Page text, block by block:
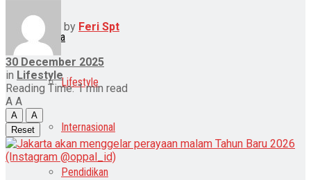
Lainnya
Lifestyle
Internasional
Pendidikan
by Feri Spt
30 December 2025
in Lifestyle
Reading Time: 1 min read
A A
A
A
Reset